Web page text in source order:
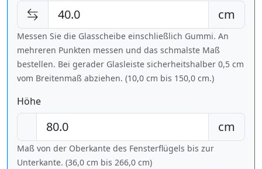
cm
Messen Sie die Glasscheibe einschließlich Gummi. An
mehreren Punkten messen und das schmalste Maß
bestellen. Bei gerader Glasleiste sicherheitshalber 0,5 cm
vom Breitenmaß abziehen. (10,0 cm bis 150,0 cm.)
Höhe
cm
Maß von der Oberkante des Fensterflügels bis zur
Unterkante. (36,0 cm bis 266,0 cm)